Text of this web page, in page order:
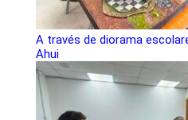
A través de diorama
Ahui